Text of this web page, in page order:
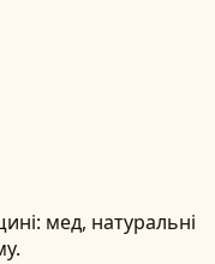
мед, натуральні